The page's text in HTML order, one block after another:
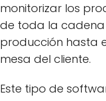
monitorizar los
de toda la cadena
producción hasta
mesa del cliente.
Este tipo de